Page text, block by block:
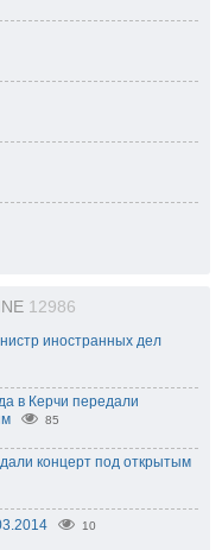
12986
иностранных дел
в Керчи передали
85
концерт под открытым
10